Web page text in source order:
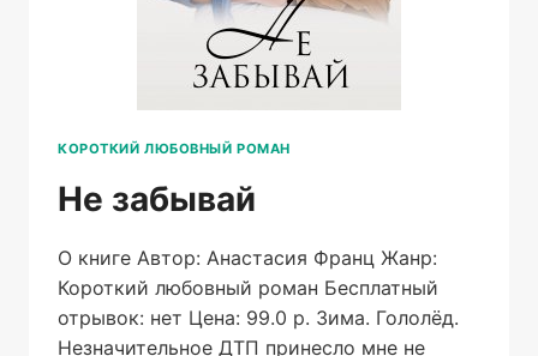
КОРОТКИЙ ЛЮБОВНЫЙ РОМАН
Не забывай
О книге Автор: Анастасия Франц Жанр:
Короткий любовный роман Бесплатный
отрывок: нет Цена: 99.0 р. Зима. Гололёд.
Незначительное ДТП принесло мне не